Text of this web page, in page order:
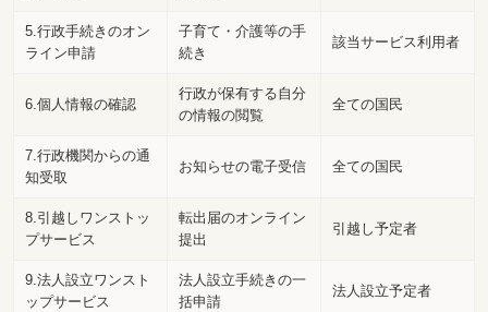
5.行政手続きのオン
ライン申請
子育て・介護等の手
続き
該当サービス利用者
6.個人情報の確認
行政が保有する自分
の情報の閲覧
全ての国民
7.行政機関からの通
知受取
お知らせの電子受信 全ての国民
8.引越しワンストッ
プサービス
転出届のオンライン
提出
引越し予定者
9.法人設立ワンスト
ップサービス
法人設立手続きの一
括申請
法人設立予定者